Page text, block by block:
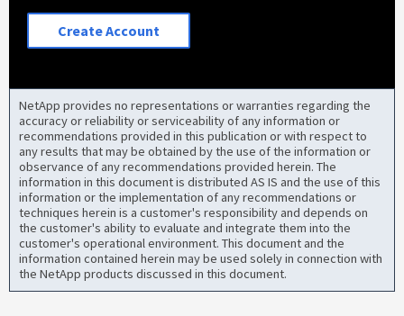
Create Account
NetApp provides no representations or warranties regarding the
accuracy or reliability or serviceability of any information or
recommendations provided in this publication or with respect to
any results that may be obtained by the use of the information or
observance of any recommendations provided herein. The
information in this document is distributed AS IS and the use of this
information or the implementation of any recommendations or
techniques herein is a customer's responsibility and depends on
the customer's ability to evaluate and integrate them into the
customer's operational environment. This document and the
information contained herein may be used solely in connection with
the NetApp products discussed in this document.